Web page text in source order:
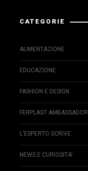
CATEGORIE
ALIMENTAZIONE
EDUCAZIONE
FASHION E DESIGN
FERPLAST AMBASSADOR
L'ESPERTO SCRIVE
NEWS E CURIOSITA'